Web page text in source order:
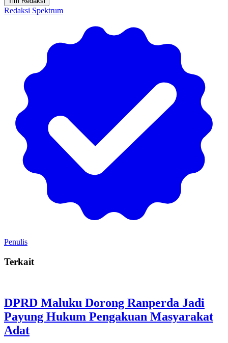
Redaksi Spektrum
Penulis
Terkait
DPRD Maluku Dorong Ranperda Jadi
Payung Hukum Pengakuan Masyarakat
Adat